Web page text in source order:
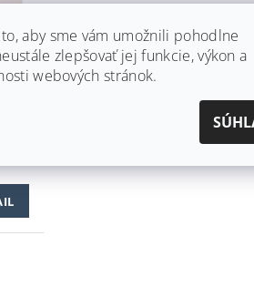
aby sme vám umožnili pohodlne
zlepšovať jej funkcie, výkon a
webových stránok.